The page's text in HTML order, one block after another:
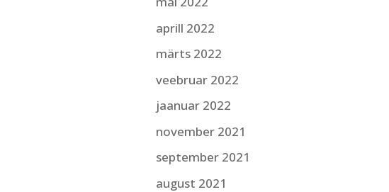
aprill 2022
märts 2022
veebruar 2022
jaanuar 2022
november 2021
september 2021
august 2021